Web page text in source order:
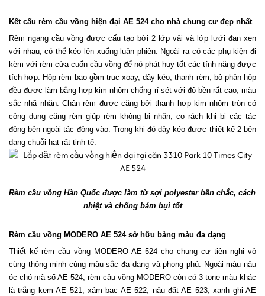
Kết cấu rèm cầu vồng hiện đại AE 524 cho nhà chung cư đẹp nhất
Rèm ngang cầu vồng được cấu tạo bởi 2 lớp vải và lớp lưới đan xen
với nhau, có thể kéo lên xuống luân phiên. Ngoài ra có các phụ kiện đi
kèm với rèm cửa cuốn cầu vồng để nó phát huy tốt các tính năng được
tích hợp. Hộp rèm bao gồm trục xoay, dây kéo, thanh rèm, bộ phận hộp
đều được làm bằng hợp kim nhôm chống rỉ sét với độ bền rất cao, màu
sắc nhã nhặn. Chân rèm được căng bởi thanh hợp kim nhôm tròn có
công dụng căng rèm giúp rèm không bị nhăn, co rách khi bị các tác
động bên ngoài tác động vào. Trong khi đó dây kéo được thiết kế 2 bên
dạng chuỗi hạt rất tinh tế.
Rèm cầu vồng Hàn Quốc được làm từ sợi polyester bền chắc, cách
nhiệt và chống bám bụi tốt
Rèm cầu vồng MODERO AE 524 sở hữu bảng màu đa dạng
Thiết kế rèm cầu vồng MODERO AE 524 cho chung cư tiện nghi vô
cùng thông minh cùng màu sắc đa dạng và phong phú. Ngoài màu nâu
óc chó mã số AE 524, rèm cầu vồng MODERO còn có 3 tone màu khác
là trắng kem AE 521, xám bạc AE 522, nâu đất AE 523, xanh ghi AE